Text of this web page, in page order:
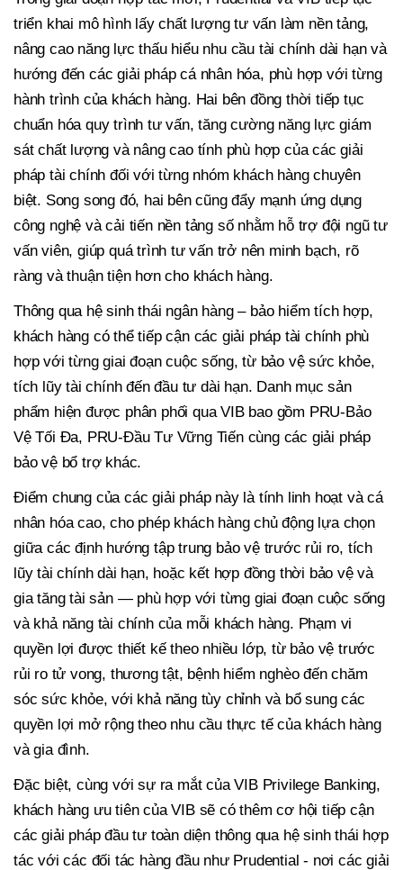
triển khai mô hình lấy chất lượng tư vấn làm nền tảng,
nâng cao năng lực thấu hiểu nhu cầu tài chính dài hạn và
hướng đến các giải pháp cá nhân hóa, phù hợp với từng
hành trình của khách hàng. Hai bên đồng thời tiếp tục
chuẩn hóa quy trình tư vấn, tăng cường năng lực giám
sát chất lượng và nâng cao tính phù hợp của các giải
pháp tài chính đối với từng nhóm khách hàng chuyên
biệt. Song song đó, hai bên cũng đẩy mạnh ứng dụng
công nghệ và cải tiến nền tảng số nhằm hỗ trợ đội ngũ tư
vấn viên, giúp quá trình tư vấn trở nên minh bạch, rõ
ràng và thuận tiện hơn cho khách hàng.
Thông qua hệ sinh thái ngân hàng – bảo hiểm tích hợp,
khách hàng có thể tiếp cận các giải pháp tài chính phù
hợp với từng giai đoạn cuộc sống, từ bảo vệ sức khỏe,
tích lũy tài chính đến đầu tư dài hạn. Danh mục sản
phẩm hiện được phân phối qua VIB bao gồm PRU-Bảo
Vệ Tối Đa, PRU-Đầu Tư Vững Tiến cùng các giải pháp
bảo vệ bổ trợ khác.
Điểm chung của các giải pháp này là tính linh hoạt và cá
nhân hóa cao, cho phép khách hàng chủ động lựa chọn
giữa các định hướng tập trung bảo vệ trước rủi ro, tích
lũy tài chính dài hạn, hoặc kết hợp đồng thời bảo vệ và
gia tăng tài sản — phù hợp với từng giai đoạn cuộc sống
và khả năng tài chính của mỗi khách hàng. Phạm vi
quyền lợi được thiết kế theo nhiều lớp, từ bảo vệ trước
rủi ro tử vong, thương tật, bệnh hiểm nghèo đến chăm
sóc sức khỏe, với khả năng tùy chỉnh và bổ sung các
quyền lợi mở rộng theo nhu cầu thực tế của khách hàng
và gia đình.
Đặc biệt, cùng với sự ra mắt của VIB Privilege Banking,
khách hàng ưu tiên của VIB sẽ có thêm cơ hội tiếp cận
các giải pháp đầu tư toàn diện thông qua hệ sinh thái hợp
tác với các đối tác hàng đầu như Prudential - nơi các giải